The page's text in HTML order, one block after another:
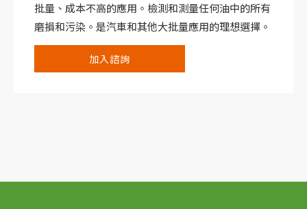
批量、成本不高的應用。檢測和測量任何油中的所有
磨損和污染。是汽車和其他大批量應用的理想選擇。
加入諮詢